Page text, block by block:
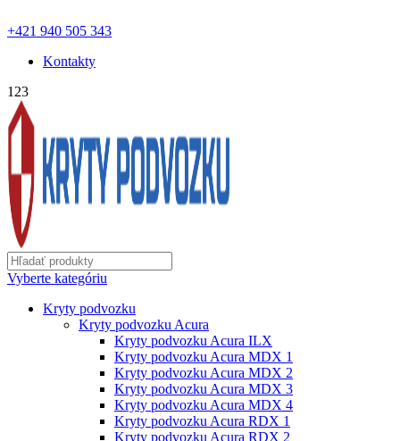
+421 940 505 343
Kontakty
123
Vyberte kategóriu
Kryty podvozku
Kryty podvozku Acura
Kryty podvozku Acura ILX
Kryty podvozku Acura MDX 1
Kryty podvozku Acura MDX 2
Kryty podvozku Acura MDX 3
Kryty podvozku Acura MDX 4
Kryty podvozku Acura RDX 1
Kryty podvozku Acura RDX 2